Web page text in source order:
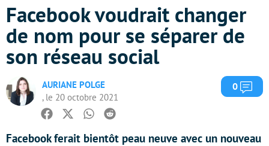
Facebook voudrait changer
de nom pour se séparer de
son réseau social
AURIANE POLGE
, le 20 octobre 2021
0
Facebook
TwitterWhatsapp
Reddit
Facebook ferait bientôt peau neuve avec un nouveau